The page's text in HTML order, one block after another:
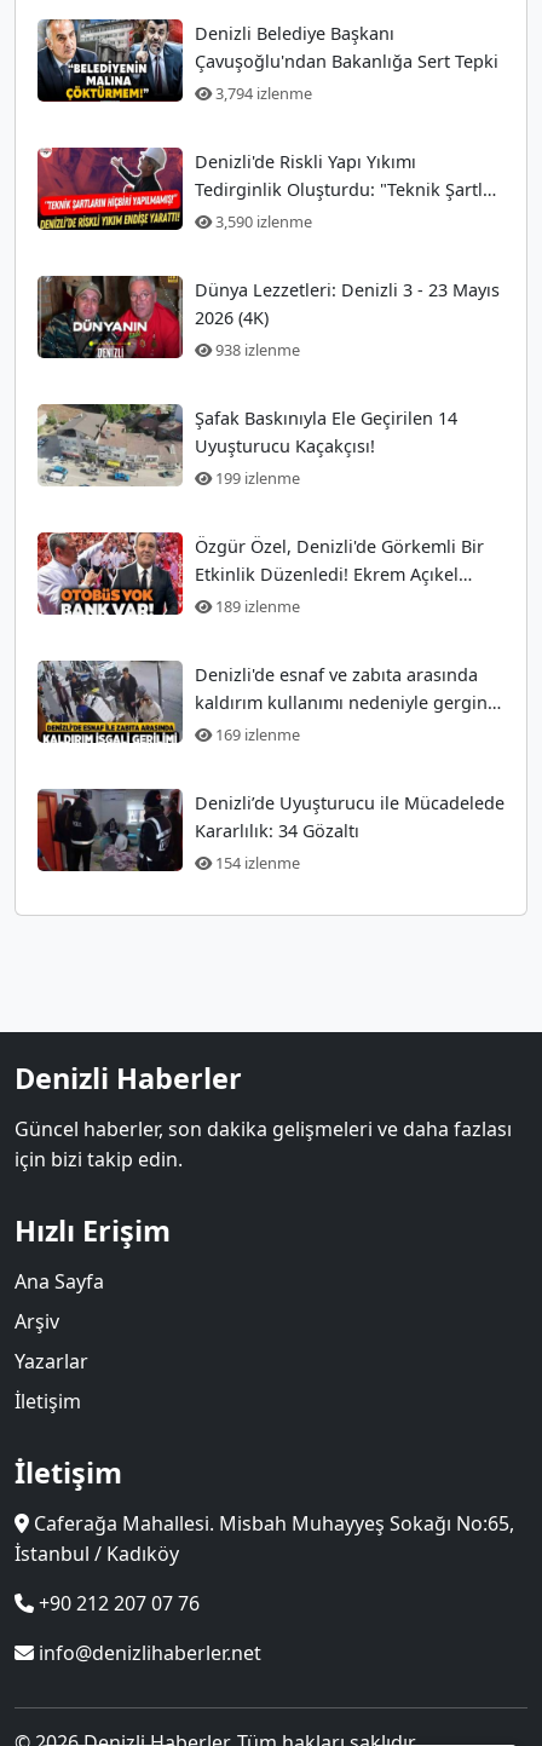
Denizli Belediye Başkanı
Çavuşoğlu'ndan Bakanlığa Sert Tepki
3,794 izlenme
Denizli'de Riskli Yapı Yıkımı
Tedirginlik Oluşturdu: "Teknik Şartlar
Hiç Yerine Getirilmedi!"
3,590 izlenme
Dünya Lezzetleri: Denizli 3 - 23 Mayıs
2026 (4K)
938 izlenme
Şafak Baskınıyla Ele Geçirilen 14
Uyuşturucu Kaçakçısı!
199 izlenme
Özgür Özel, Denizli'de Görkemli Bir
Etkinlik Düzenledi! Ekrem Açıkel
Tarihi Olayı
189 izlenme
Denizli'de esnaf ve zabıta arasında
kaldırım kullanımı nedeniyle gergin
anlar
169 izlenme
Denizli’de Uyuşturucu ile Mücadelede
Kararlılık: 34 Gözaltı
154 izlenme
Denizli Haberler
Güncel haberler, son dakika gelişmeleri ve daha fazlası
için bizi takip edin.
Hızlı Erişim
Ana Sayfa
Arşiv
Yazarlar
İletişim
İletişim
Caferağa Mahallesi. Misbah Muhayyeş Sokağı No:65,
İstanbul / Kadıköy
+90 212 207 07 76
info@denizlihaberler.net